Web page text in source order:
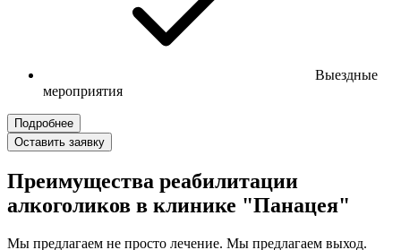
Выездные
мероприятия
Подробнее
Оставить заявку
Преимущества реабилитации
алкоголиков в клинике "Панацея"
Мы предлагаем не просто лечение. Мы предлагаем выход.